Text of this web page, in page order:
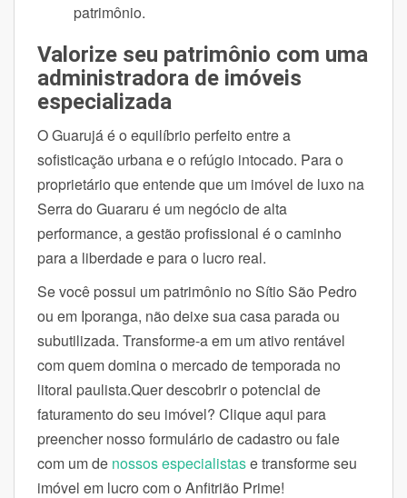
patrimônio.
Valorize seu patrimônio com uma
administradora de imóveis
especializada
O Guarujá é o equilíbrio perfeito entre a
sofisticação urbana e o refúgio intocado. Para o
proprietário que entende que um imóvel de luxo na
Serra do Guararu é um negócio de alta
performance, a gestão profissional é o caminho
para a liberdade e para o lucro real.
Se você possui um patrimônio no Sítio São Pedro
ou em Iporanga, não deixe sua casa parada ou
subutilizada. Transforme-a em um ativo rentável
com quem domina o mercado de temporada no
litoral paulista.Quer descobrir o potencial de
faturamento do seu imóvel? Clique aqui para
preencher nosso formulário de cadastro ou fale
com um de nossos especialistase transforme seu
imóvel em lucro com o Anfitrião Prime!